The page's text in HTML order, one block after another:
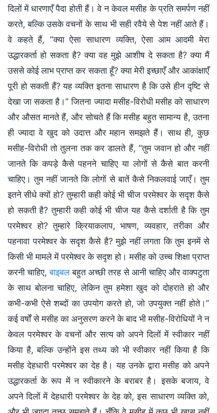
दिलों में धारणाएँ पैदा होती हैं। वे न केवल मसीह के प्रति समर्पण नहीं
करते, बल्कि उसके वचनों के साथ भी सही रवैये से पेश नहीं आते हैं।
वे कहते हैं, “क्या ऐसा साधारण व्यक्ति, ऐसा आम आदमी मेरा
उद्धारकर्ता हो सकता है? क्या वह मुझे आशीष दे सकता है? क्या मैं
उससे कोई लाभ प्राप्त कर सकता हूँ? क्या मेरी इच्छाएँ और आकांक्षाएँ
पूरी हो सकती हैं? यह व्यक्ति इतना साधारण है कि उसे हीन दृष्टि से
देखा जा सकता है।” जितना ज्यादा मसीह-विरोधी मसीह को साधारण
और औसत मानते हैं, और सोचते हैं कि मसीह बहुत सामान्य है, उतना
ही ज्यादा वे खुद को उदात्त और महान समझते हैं। साथ ही, कुछ
मसीह-विरोधी तो तुलना तक कर डालते हैं, “तुम जवान हो और नहीं
जानते कि कपड़े कैसे पहनने चाहिए या लोगों से कैसे बात करनी
चाहिए। तुम नहीं जानते कि लोगों से बातें कैसे निकलवाई जाएँ। तुम
इतने सीधे क्यों हो? तुम्हारी कही कोई भी चीज परमेश्वर के सदृश कैसे
हो सकती है? तुम्हारी कही कोई भी चीज यह कैसे दर्शाती है कि तुम
परमेश्वर हो? तुम्हारे क्रियाकलाप, भाषण, व्यवहार, तरीका और
पहनावा परमेश्वर के सदृश कैसे है? मुझे नहीं लगता कि तुम इनमें से
किसी भी मामले में परमेश्वर के सदृश हो। मसीह को उच्च शिक्षा प्राप्त
करनी चाहिए,बाइबलबहुत अच्छी तरह से आनी चाहिए और वाक्पटुता
के साथ बोलना चाहिए, लेकिन तुम हमेशा खुद को दोहराते हो और
कभी-कभी ऐसे शब्दों का उपयोग करते हो, जो उपयुक्त नहीं होते।”
कई वर्षों से मसीह का अनुसरण करने के बाद भी मसीह-विरोधियों ने न
केवल परमेश्वर के वचनों और सत्य को अपने दिलों में स्वीकार नहीं
किया है, बल्कि उन्होंने इस तथ्य को भी स्वीकार नहीं किया है कि
मसीह देहधारी परमेश्वर का देह है। यह उनके द्वारा मसीह को अपने
उद्धारकर्ता के रूप में न स्वीकारने के बराबर है। इसके बजाय, वे
अपने दिलों में देहधारी परमेश्वर के देह को, इस साधारण व्यक्ति को,